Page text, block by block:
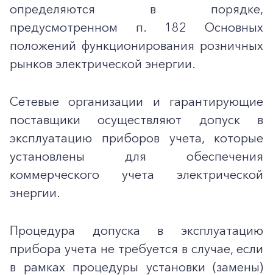
определяются в порядке,
предусмотренном п. 182 Основных
положений функционирования розничных
рынков электрической энергии.
Сетевые организации и гарантирующие
поставщики осуществляют допуск в
эксплуатацию приборов учета, которые
установлены для обеспечения
коммерческого учета электрической
энергии.
Процедура допуска в эксплуатацию
прибора учета не требуется в случае, если
в рамках процедуры установки (замены)